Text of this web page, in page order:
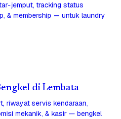
jemput, tracking status
& membership — untuk laundry
di Lembata
riwayat servis kendaraan,
mekanik, & kasir — bengkel